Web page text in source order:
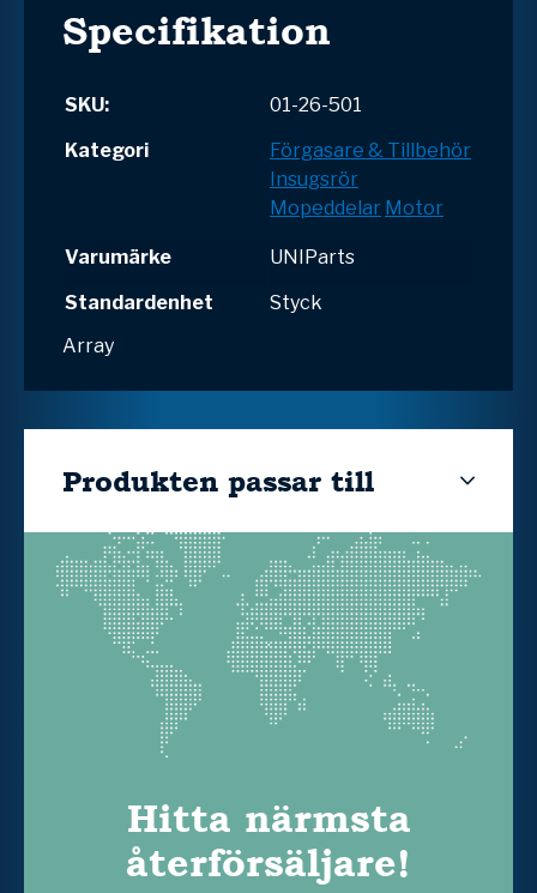
Specifikation
SKU:
01-26-501
Kategori
Förgasare & Tillbehör
Insugsrör
Mopeddelar Motor
Varumärke
UNIParts
Standardenhet
Styck
Array
Produkten passar till
Hitta närmsta
återförsäljare!